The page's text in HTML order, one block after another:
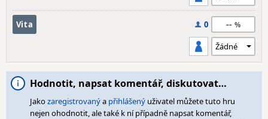
Vita 0 --
Hodnotit, napsat komentář, diskutovat…
Jakozaregistrovanýa přihlášený uživatel můžete tuto hru
nejen ohodnotit, ale také k ní případně napsat komentář,